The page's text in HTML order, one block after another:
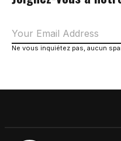
Ne vous inquiétez pas, aucun